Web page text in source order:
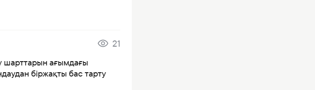
21
шарттарын ағымдағы
біржақты бас тарту